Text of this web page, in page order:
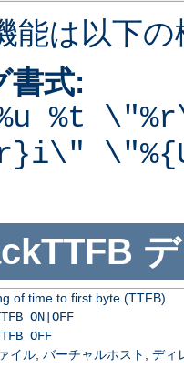
能は以下
書式:
%t
of time to first byte (TTFB)
ON|OFF
OFF
イル, バーチャルホスト, ディ